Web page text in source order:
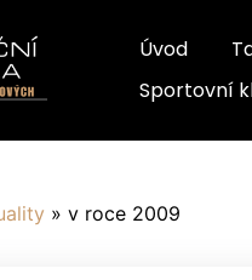
Úvod
Sportovní
» v roce 2009